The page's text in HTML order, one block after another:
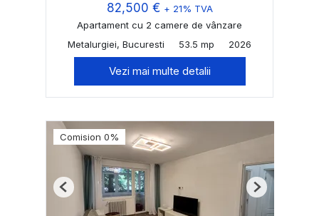
82,500 € + 21% TVA
Apartament cu 2 camere de vânzare
Metalurgiei, Bucuresti
53.5 mp 2026
Vezi mai multe detalii
Comision 0%
Previous Next